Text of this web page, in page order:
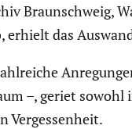
Braun­schweig,
erhielt das
–, geriet
Verges­sen­heit.